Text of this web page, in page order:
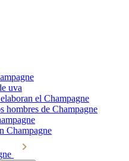
uva
el Champagne
hombres de Champagne
Champagne